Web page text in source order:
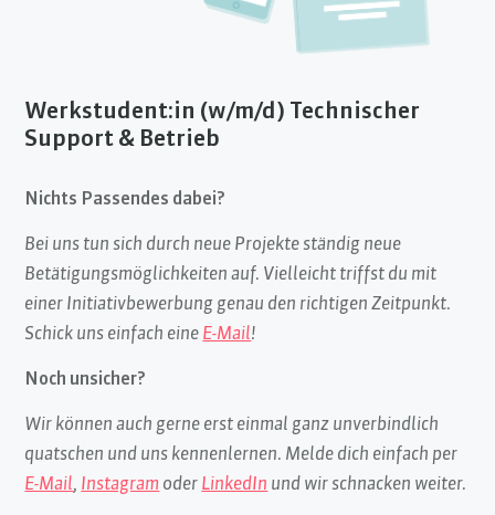
Werkstudent:in (w/m/d) Technischer
Support & Betrieb
Nichts Passendes dabei?
Bei uns tun sich durch neue Projekte ständig neue
Betätigungsmöglichkeiten auf. Vielleicht triffst du mit
einer Initiativbewerbung genau den richtigen Zeitpunkt.
Schick uns einfach eine E-Mail!
Noch unsicher?
Wir können auch gerne erst einmal ganz unverbindlich
quatschen und uns kennenlernen. Melde dich einfach per
E-Mail, Instagram oder LinkedIn und wir schnacken weiter.